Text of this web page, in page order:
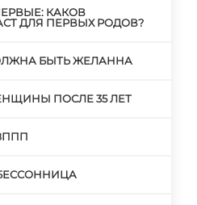
КАКОВ
ДЛЯ ПЕРВЫХ РОДОВ?
БЫТЬ ЖЕЛАННА
ПОСЛЕ 35 ЛЕТ